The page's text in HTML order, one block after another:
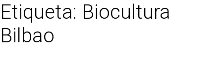
Etiqueta: Biocultura
Bilbao